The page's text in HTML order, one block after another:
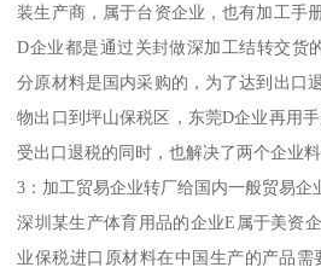
装生产商，属于台资企业，也有加工手
D企业都是通过关封做深加工结转交货
分原材料是国内采购的，为了达到出口
物出口到坪山保税区，东莞D企业再用
受出口退税的同时，也解决了两个企业
3：加工贸易企业转厂给国内一般贸易企
深圳某生产体育用品的企业E属于美资
业保税进口原材料在中国生产的产品